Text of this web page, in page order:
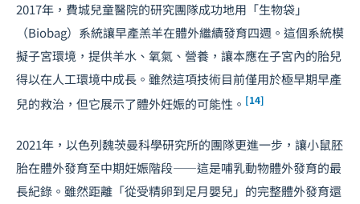
2017年，費城兒童醫院的研究團隊成功地用「生物袋」
（Biobag）系統讓早產羔羊在體外繼續發育四週。這個系統模
擬子宮環境，提供羊水、氧氣、營養，讓本應在子宮內的胎兒
得以在人工環境中成長。雖然這項技術目前僅用於極早期早產
兒的救治，但它展示了體外妊娠的可能性。 [14]
2021年，以色列魏茨曼科學研究所的團隊更進一步，讓小鼠胚
胎在體外發育至中期妊娠階段——這是哺乳動物體外發育的最
長紀錄。雖然距離「從受精卵到足月嬰兒」的完整體外發育還